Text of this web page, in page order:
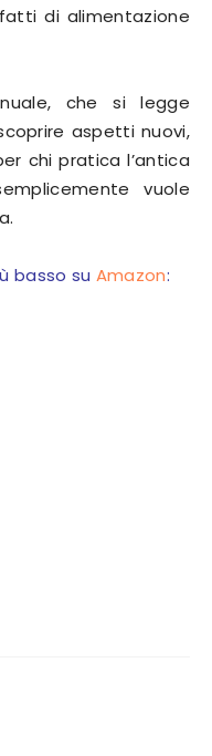
di alimentazione
che si legge
aspetti nuovi,
chi pratica l’antica
vuole
basso su Amazon: